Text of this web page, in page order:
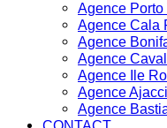
Agence Porto
Agence Cala
Agence
Agence
Agence Ile
Agence
Agence